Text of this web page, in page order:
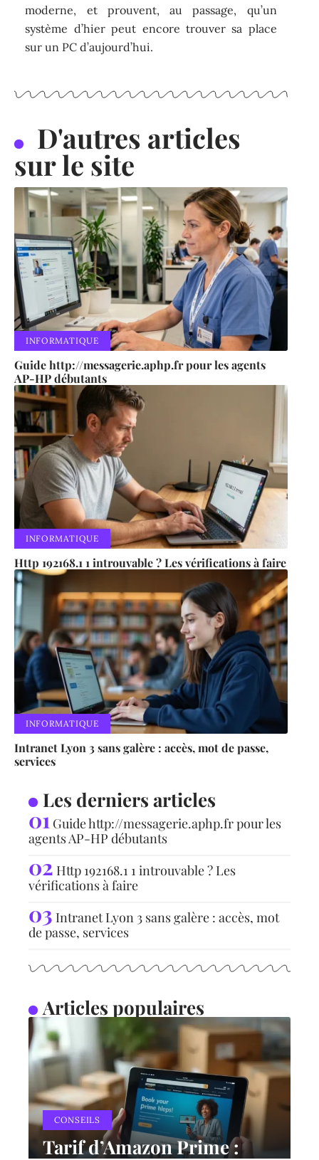
moderne, et prouvent, au passage, qu’un
système d’hier peut encore trouver sa place
sur un PC d’aujourd’hui.
D'autres articles
sur le site
INFORMATIQUE
Guide http://messagerie.aphp.fr pour les agents
AP-HP débutants
INFORMATIQUE
Http 192168.1 1 introuvable ? Les vérifications à faire
INFORMATIQUE
Intranet Lyon 3 sans galère : accès, mot de passe,
services
Les derniers articles
Guide http://messagerie.aphp.fr pour les
agents AP-HP débutants
Http 192168.1 1 introuvable ? Les
vérifications à faire
Intranet Lyon 3 sans galère : accès, mot
de passe, services
Articles populaires
CONSEILS
Tarif d’Amazon Prime :